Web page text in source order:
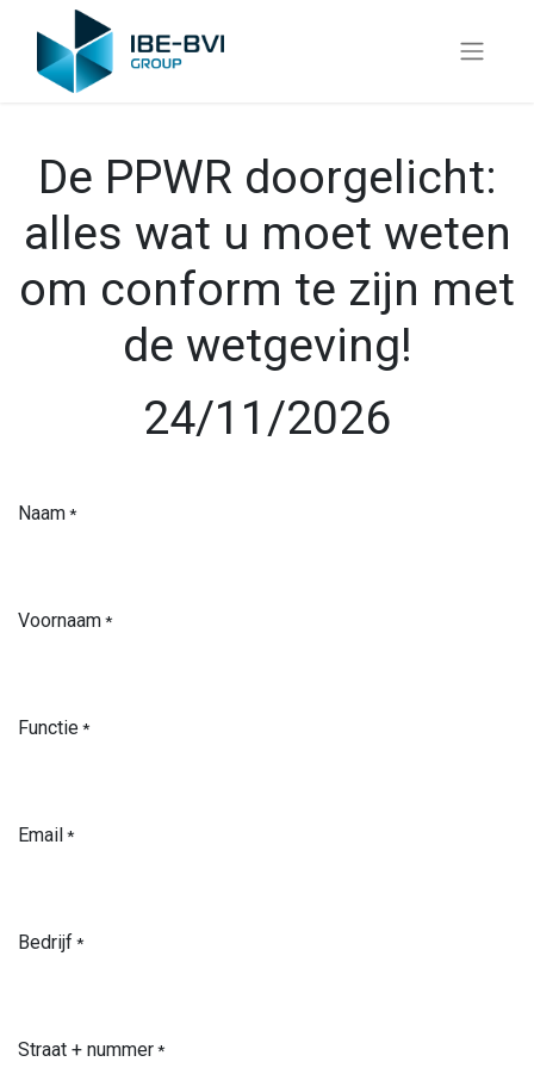
De PPWR doorgelicht:
alles wat u moet weten
om conform te zijn met
de wetgeving!
24/11/2026
Naam*
Voornaam*
Functie*
Email*
Bedrijf*
Straat + nummer*